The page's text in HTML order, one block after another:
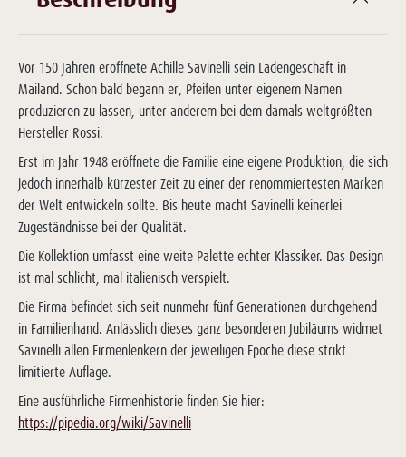
Vor 150 Jahren eröffnete Achille Savinelli sein Ladengeschäft in
Mailand. Schon bald begann er, Pfeifen unter eigenem Namen
produzieren zu lassen, unter anderem bei dem damals weltgrößten
Hersteller Rossi.
Erst im Jahr 1948 eröffnete die Familie eine eigene Produktion, die sich
jedoch innerhalb kürzester Zeit zu einer der renommiertesten Marken
der Welt entwickeln sollte. Bis heute macht Savinelli keinerlei
Zugeständnisse bei der Qualität.
Die Kollektion umfasst eine weite Palette echter Klassiker. Das Design
ist mal schlicht, mal italienisch verspielt.
Die Firma befindet sich seit nunmehr fünf Generationen durchgehend
in Familienhand. Anlässlich dieses ganz besonderen Jubiläums widmet
Savinelli allen Firmenlenkern der jeweiligen Epoche diese strikt
limitierte Auflage.
Eine ausführliche Firmenhistorie finden Sie hier:
https://pipedia.org/wiki/Savinelli